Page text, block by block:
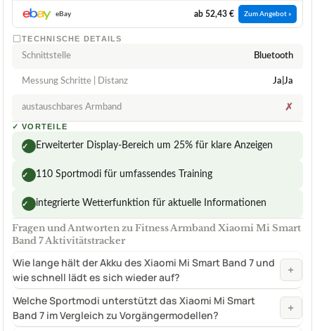
eBay ab 52,43 € Zum Angebot »
TECHNISCHE DETAILS
Schnittstelle Bluetooth
Messung Schritte | Distanz Ja|Ja
austauschbares Armband ✗
✓ VORTEILE
✓ Erweiterter Display-Bereich um 25% für klare Anzeigen
✓ 110 Sportmodi für umfassendes Training
✓ integrierte Wetterfunktion für aktuelle Informationen
Fragen und Antworten zu Fitness Armband Xiaomi Mi Smart
Band 7 Aktivitätstracker
Wie lange hält der Akku des Xiaomi Mi Smart Band 7 und
wie schnell lädt es sich wieder auf?
+
Welche Sportmodi unterstützt das Xiaomi Mi Smart
Band 7 im Vergleich zu Vorgängermodellen?
+